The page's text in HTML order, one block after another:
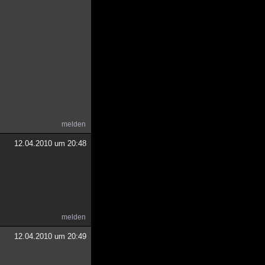
melden
12.04.2010 um 20:48
melden
12.04.2010 um 20:49